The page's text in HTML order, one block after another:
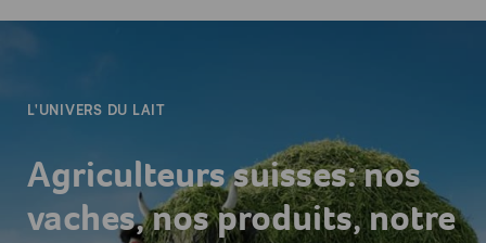
L'UNIVERS DU LAIT
Agriculteurs suisses: nos
vaches, nos produits, notre